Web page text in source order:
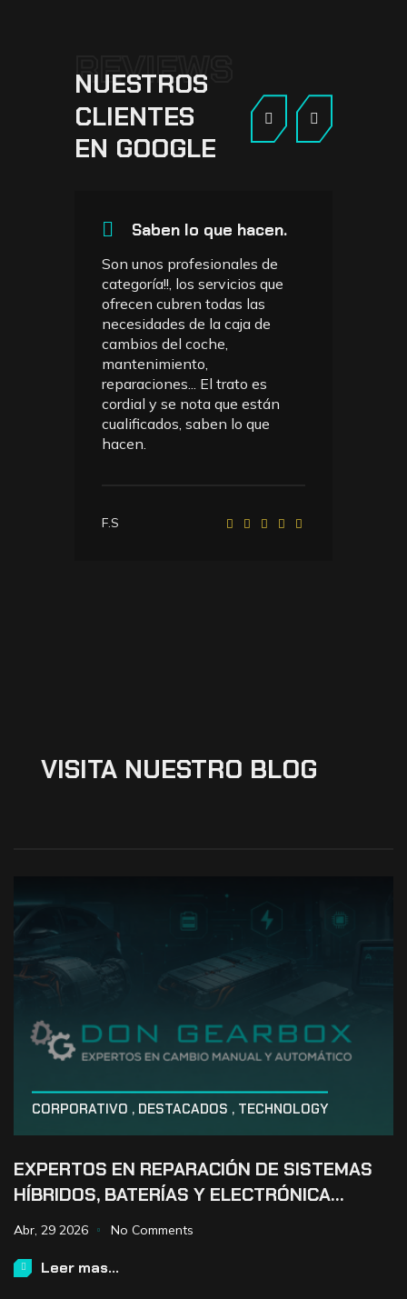
REVIEWS
NUESTROS
CLIENTES
EN GOOGLE
Saben lo que hacen.
Son unos profesionales de
categoría!!, los servicios que
ofrecen cubren todas las
necesidades de la caja de
cambios del coche,
mantenimiento,
reparaciones... El trato es
cordial y se nota que están
cualificados, saben lo que
hacen.
F.S
VISITA NUESTRO BLOG
CORPORATIVO , DESTACADOS , TECHNOLOGY
EXPERTOS EN REPARACIÓN DE SISTEMAS
HÍBRIDOS, BATERÍAS Y ELECTRÓNICA…
Abr, 29 2026 No Comments
Leer mas...